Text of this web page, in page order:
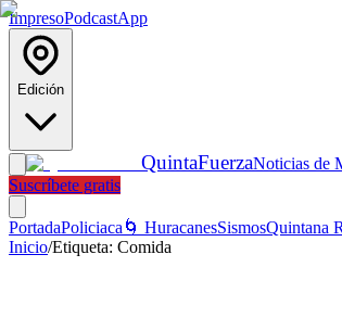
ImpresoPodcastApp
Edición
QuintaFuerzaNoticias de
Suscríbete gratis
PortadaPoliciaca 🌀 HuracanesSismosQuintana
Inicio/Etiqueta: Comida